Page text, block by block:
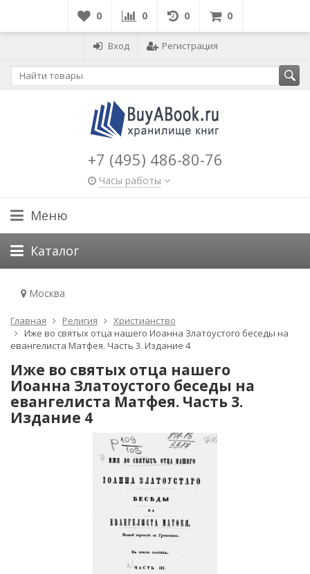
0 0 0 0
Вход Регистрация
+7 (495) 486-80-76
Часы работы
Меню
Каталог
Москва
Главная Религия
Христианство
Иже во святых отца нашего Иоанна Златоустого беседы на
евангелиста Матфея. Часть 3. Издание 4
Иже во святых отца нашего
Иоанна Златоустого беседы на
евангелиста Матфея. Часть 3.
Издание 4